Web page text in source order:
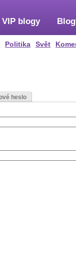
Politika Svět
VIP blogy
heslo